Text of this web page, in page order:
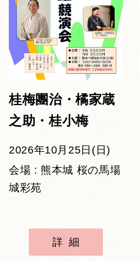
桂梅團治・橘家蔵
之助・桂小梅
2026年10月25日(日)
会場 : 熊本城 桜の馬場
城彩苑
詳細